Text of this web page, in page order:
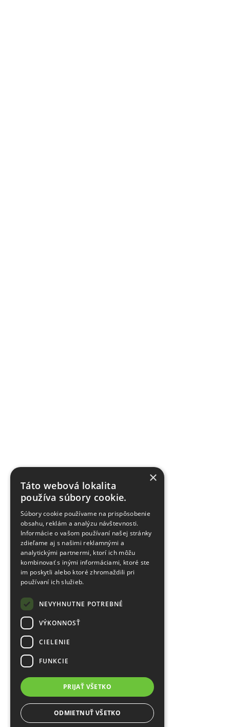
×
Táto webová lokalita
používa súbory cookie.
Súbory cookie používame na prispôsobenie
obsahu, reklám a analýzu návštevnosti.
Informácie o vašom používaní našej stránky
zdieľame aj s našimi reklamnými a
analytickými partnermi, ktorí ich môžu
kombinovať s inými informáciami, ktoré ste
im poskytli alebo ktoré zhromaždili pri
používaní ich služieb.
NEVYHNUTNE POTREBNÉ
VÝKONNOSŤ
CIELENIE
FUNKCIE
PRIJAŤ VŠETKO
ODMIETNUŤ VŠETKO